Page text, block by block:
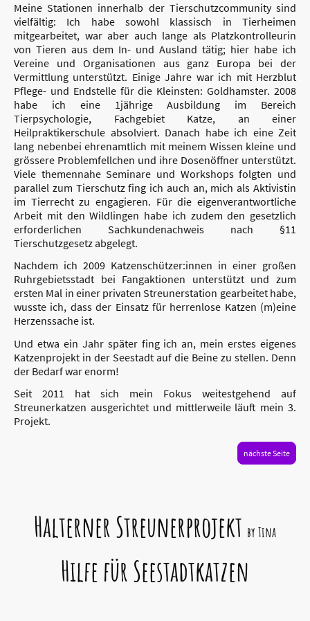
Meine Stationen innerhalb der Tierschutzcommunity sind
vielfältig: Ich habe sowohl klassisch in Tierheimen
mitgearbeitet, war aber auch lange als Platzkontrolleurin
von Tieren aus dem In- und Ausland tätig; hier habe ich
Vereine und Organisationen aus ganz Europa bei der
Vermittlung unterstützt. Einige Jahre war ich mit Herzblut
Pflege- und Endstelle für die Kleinsten: Goldhamster. 2008
habe ich eine 1jährige Ausbildung im Bereich
Tierpsychologie, Fachgebiet Katze, an einer
Heilpraktikerschule absolviert. Danach habe ich eine Zeit
lang nebenbei ehrenamtlich mit meinem Wissen kleine und
grössere Problemfellchen und ihre Dosenöffner unterstützt.
Viele themennahe Seminare und Workshops folgten und
parallel zum Tierschutz fing ich auch an, mich als Aktivistin
im Tierrecht zu engagieren. Für die eigenverantwortliche
Arbeit mit den Wildlingen habe ich zudem den gesetzlich
erforderlichen Sachkundenachweis nach §11
Tierschutzgesetz abgelegt.
Nachdem ich 2009 Katzenschützer:innen in einer großen
Ruhrgebietsstadt bei Fangaktionen unterstützt und zum
ersten Mal in einer privaten Streunerstation gearbeitet habe,
wusste ich, dass der Einsatz für herrenlose Katzen (m)eine
Herzenssache ist.
Und etwa ein Jahr später fing ich an, mein erstes eigenes
Katzenprojekt in der Seestadt auf die Beine zu stellen. Denn
der Bedarf war enorm!
Seit 2011 hat sich mein Fokus weitestgehend auf
Streunerkatzen ausgerichtet und mittlerweile läuft mein 3.
Projekt.
nächste Seite
Halterner Streunerprojekt by Tina
Hilfe für Seestadtkatzen